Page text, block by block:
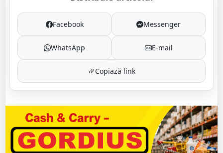
Facebook Messenger
WhatsApp E-mail
Copiază link